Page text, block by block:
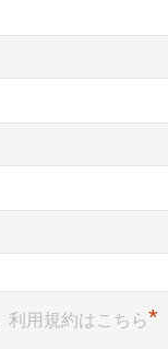
利用規約はこちら*